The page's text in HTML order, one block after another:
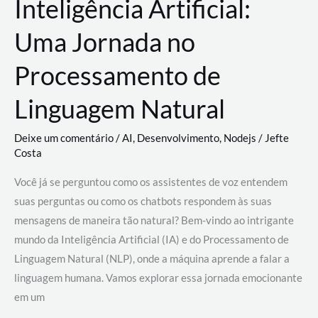
Inteligência Artificial:
Uma Jornada no
Processamento de
Linguagem Natural
Deixe um comentário/AI, Desenvolvimento, Nodejs / Jefte
Costa
Você já se perguntou como os assistentes de voz entendem
suas perguntas ou como os chatbots respondem às suas
mensagens de maneira tão natural? Bem-vindo ao intrigante
mundo da Inteligência Artificial (IA) e do Processamento de
Linguagem Natural (NLP), onde a máquina aprende a falar a
linguagem humana. Vamos explorar essa jornada emocionante
em um